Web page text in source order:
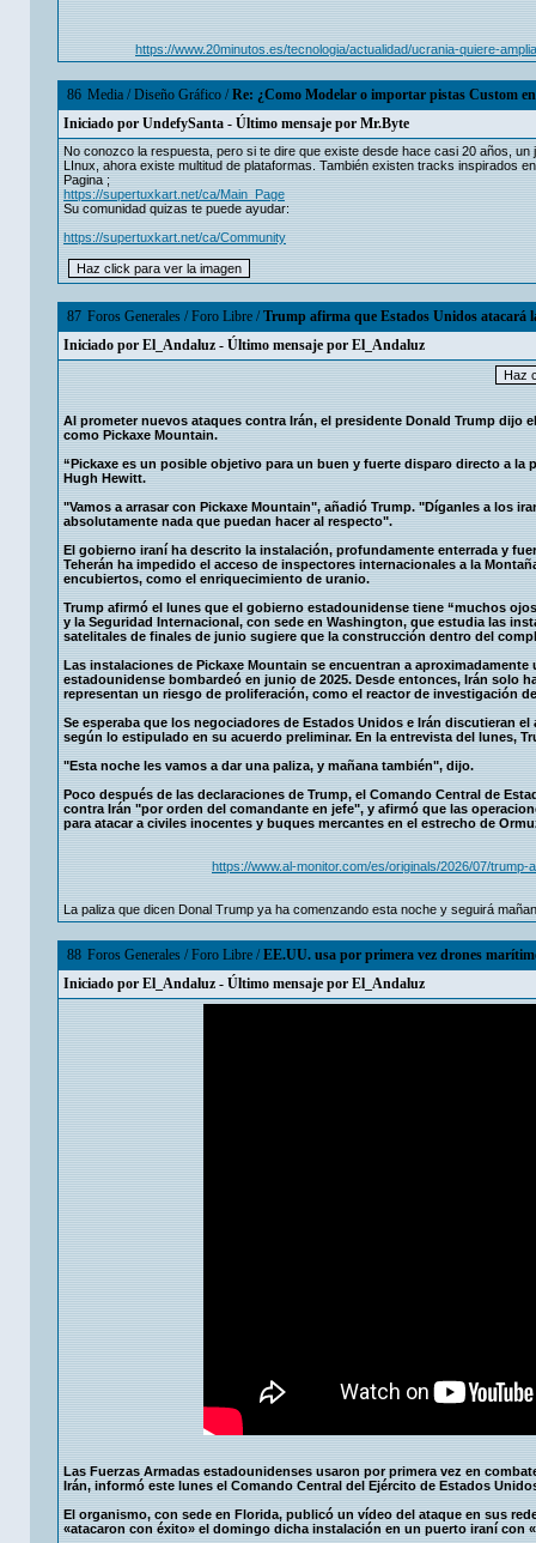
https://www.20minutos.es/tecnologia/actualidad/ucrania-quiere-
86 Media/Diseño Gráfico/Re: ¿Como Modelar o importar pistas Custom
Iniciado por UndefySanta - Último mensaje por Mr.Byte
No conozco la respuesta, pero si te dire que existe desde hace casi 20 años,
LInux, ahora existe multitud de plataformas. También existen tracks inspirados
Pagina ;
https://supertuxkart.net/ca/Main_Page
Su comunidad quizas te puede ayudar:
https://supertuxkart.net/ca/Community
87 Foros Generales/Foro Libre/Trump afirma que Estados Unidos atacará
Iniciado por El_Andaluz - Último mensaje por El_Andaluz
Al prometer nuevos ataques contra Irán, el presidente Donald Trump
como Pickaxe Mountain.
“Pickaxe es un posible objetivo para un buen y fuerte disparo directo a
Hugh Hewitt.
"Vamos a arrasar con Pickaxe Mountain", añadió Trump. "Díganles a los
absolutamente nada que puedan hacer al respecto".
El gobierno iraní ha descrito la instalación, profundamente enterrada y
Teherán ha impedido el acceso de inspectores internacionales a la
encubiertos, como el enriquecimiento de uranio.
Trump afirmó el lunes que el gobierno estadounidense tiene “muchos
y la Seguridad Internacional, con sede en Washington, que estudia las
satelitales de finales de junio sugiere que la construcción dentro del
Las instalaciones de Pickaxe Mountain se encuentran a
estadounidense bombardeó en junio de 2025. Desde entonces, Irán solo
representan un riesgo de proliferación, como el reactor de investigación
Se esperaba que los negociadores de Estados Unidos e Irán discutieran
según lo estipulado en su acuerdo preliminar. En la entrevista del lunes,
"Esta noche les vamos a dar una paliza, y mañana también", dijo.
Poco después de las declaraciones de Trump, el Comando Central de
contra Irán "por orden del comandante en jefe", y afirmó que las
para atacar a civiles inocentes y buques mercantes en el estrecho de
https://www.al-monitor.com/es/originals/2026/07/
La paliza que dicen Donal Trump ya ha comenzando esta noche y seguirá
88 Foros Generales/Foro Libre/EE.UU. usa por primera vez drones
Iniciado por El_Andaluz - Último mensaje por El_Andaluz
Las Fuerzas Armadas estadounidenses usaron por primera vez en
Irán, informó este lunes el Comando Central del Ejército de Estados
El organismo, con sede en Florida, publicó un vídeo del ataque en sus
«atacaron con éxito» el domingo dicha instalación en un puerto iraní con